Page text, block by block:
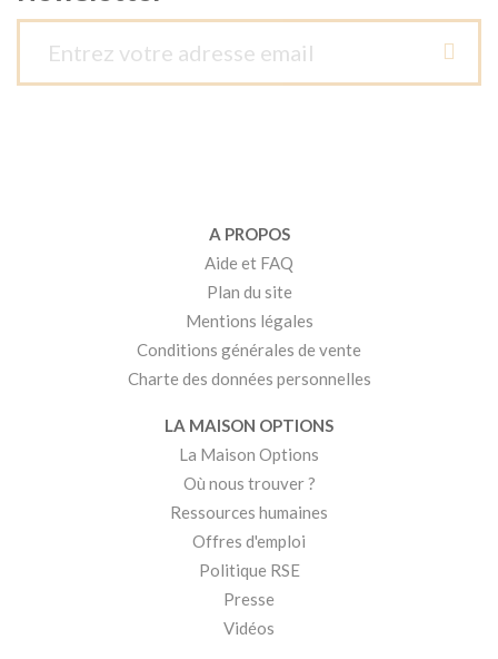
A PROPOS
Aide et FAQ
Plan du site
Mentions légales
Conditions générales de vente
Charte des données personnelles
LA MAISON OPTIONS
La Maison Options
Où nous trouver ?
Ressources humaines
Offres d'emploi
Politique RSE
Presse
Vidéos